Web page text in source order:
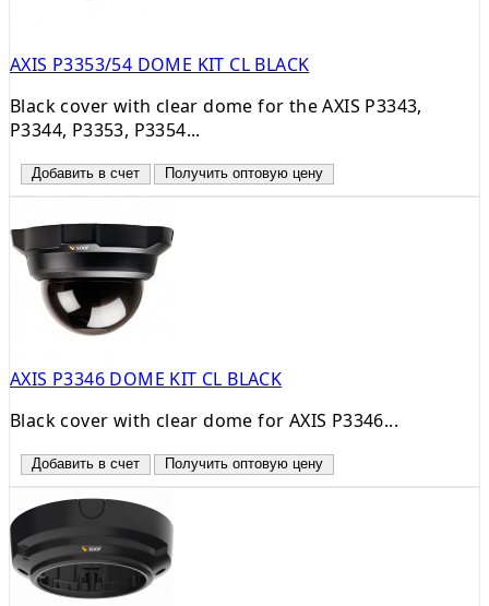
AXIS P3353/54 DOME KIT CL BLACK
Black cover with clear dome for the AXIS P3343,
P3344, P3353, P3354...
Добавить в счет Получить оптовую цену
AXIS P3346 DOME KIT CL BLACK
Black cover with clear dome for AXIS P3346...
Добавить в счет Получить оптовую цену